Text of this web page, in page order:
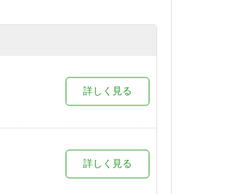
詳しく見る
詳しく見る
詳しく見る